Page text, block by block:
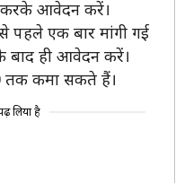
करके आवेदन करें।
एक बार मांगी गई
बाद ही आवेदन करें।
तक कमा सकते हैं।
लिया है